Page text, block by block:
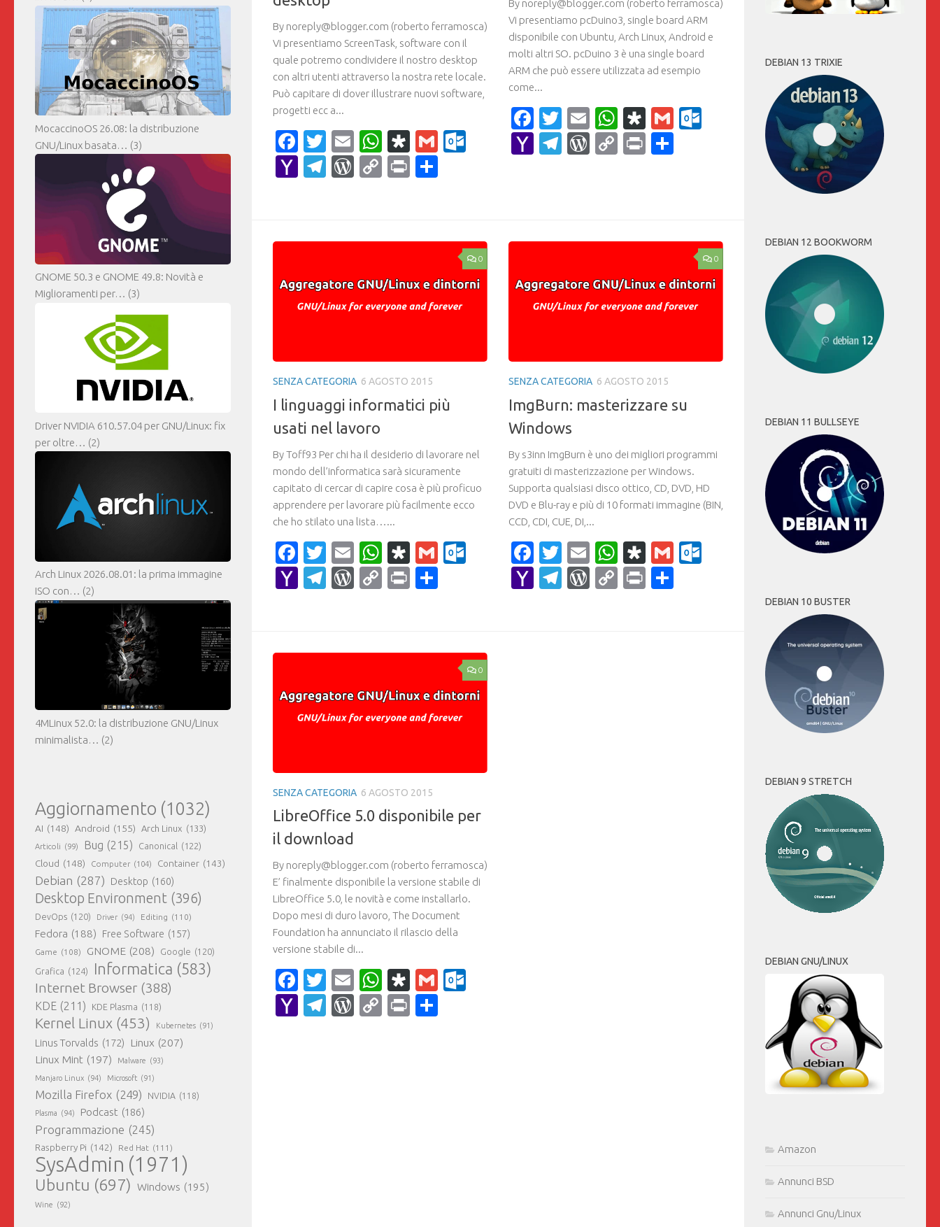
By noreply@blogger.com (roberto ferramosca)
Vi presentiamo ScreenTask, software con il
quale potremo condividere il nostro desktop
con altri utenti attraverso la nostra rete locale.
Può capitare di dover illustrare nuovi software,
progetti ecc a...
Facebook
Twitter
EmailWhatsApp
Diaspora
GmailOutlook.com
YahooTelegram
WordPress
CopyPrint
By noreply@blogger.com (roberto ferramosca)
Vi presentiamo pcDuino3, single board ARM
disponibile con Ubuntu, Arch Linux, Android e
molti altri SO. pcDuino 3 è una single board
ARM che può essere utilizzata ad esempio
come...
Facebook
Twitter
EmailWhatsApp
Diaspora
GmailOutlook.com
YahooTelegram
WordPress
CopyPrint
0
SENZA CATEGORIA 6 AGOSTO 2015
I linguaggi informatici più
usati nel lavoro
By Toff93 Per chi ha il desiderio di lavorare nel
mondo dell’informatica sarà sicuramente
capitato di cercar di capire cosa è più proficuo
apprendere per lavorare più facilmente ecco
che ho stilato una lista…...
Facebook
Twitter
EmailWhatsApp
Diaspora
GmailOutlook.com
YahooTelegram
WordPress
CopyPrintCondividi
0
SENZA CATEGORIA 6 AGOSTO 2015
ImgBurn: masterizzare su
Windows
By s3inn ImgBurn è uno dei migliori programmi
gratuiti di masterizzazione per Windows.
Supporta qualsiasi disco ottico, CD, DVD, HD
DVD e Blu-ray e più di 10 formati immagine (BIN,
CCD, CDI, CUE, DI,...
Facebook
Twitter
EmailWhatsApp
Diaspora
GmailOutlook.com
YahooTelegram
WordPress
CopyPrint
0
SENZA CATEGORIA 6 AGOSTO 2015
LibreOffice 5.0 disponibile per
il download
By noreply@blogger.com (roberto ferramosca)
E’ finalmente disponibile la versione stabile di
LibreOffice 5.0, le novità e come installarlo.
Dopo mesi di duro lavoro, The Document
Foundation ha annunciato il rilascio della
versione stabile di...
Facebook
Twitter
EmailWhatsApp
Diaspora
Gmail
YahooTelegram
WordPress
CopyPrint
MocaccinoOS 26.08: la distribuzione
GNU/Linux basata… (3)
GNOME 50.3 e GNOME 49.8: Novità e
Miglioramenti per… (3)
Driver NVIDIA 610.57.04 per GNU/Linux: fix
per oltre… (2)
Arch Linux 2026.08.01: la prima immagine
ISO con… (2)
4MLinux 52.0: la distribuzione GNU/Linux
minimalista… (2)
Aggiornamento (1032)
AI (148) Android (155) Arch Linux (133)
Articoli (99) Bug (215) Canonical (122)
Cloud (148) Computer (104) Container (143)
Debian (287) Desktop (160)
Desktop Environment (396)
DevOps (120) Driver (94) Editing (110)
Fedora (188) Free Software (157)
Game (108) GNOME (208) Google (120)
Grafica (124) Informatica (583)
Internet Browser (388)
KDE (211) KDE Plasma (118)
Kernel Linux (453) Kubernetes (91)
Linus Torvalds (172) Linux (207)
Linux Mint (197) Malware (93)
Manjaro Linux (94) Microsoft (91)
Mozilla Firefox (249) NVIDIA (118)
Plasma (94) Podcast (186)
Programmazione (245)
Raspberry Pi (142) Red Hat (111)
SysAdmin (1971)
Ubuntu (697) Windows (195)
Wine (92)
DEBIAN 13 TRIXIE
DEBIAN 12 BOOKWORM
DEBIAN 11 BULLSEYE
DEBIAN 10 BUSTER
DEBIAN 9 STRETCH
DEBIAN GNU/LINUX
Amazon
Annunci BSD
Annunci Gnu/Linux